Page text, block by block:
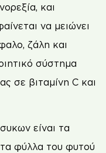
και
να μειώνει
ζάλη και
σύστημα
σε βιταμίνη C και
είναι τα
φύλλα του φυτού